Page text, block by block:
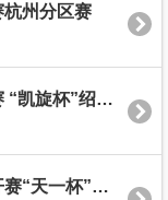
州分区赛
2018浙江省第十三届大众跆拳道公开赛 “凯旋杯”绍兴分区赛圆满结束
2018年浙江省第十三届大众跆拳道公开赛“天一杯”宁波分区赛圆满落下帷幕